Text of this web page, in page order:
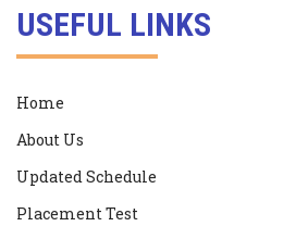
USEFUL LINKS
Home
About Us
Updated Schedule
Placement Test